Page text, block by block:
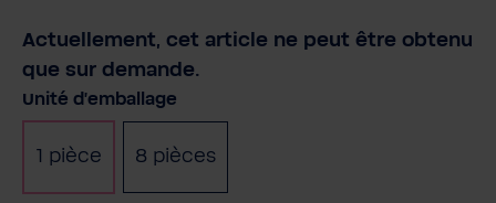
Actuellement, cet article ne peut être obtenu
que sur demande.
Sélectionnez
Unité d'emballage
1 pièce 8 pièces